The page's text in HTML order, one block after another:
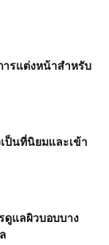
ารแต่งหน้าสำหรับ
ป็นที่นิยมและเข้า
ดูแลผิวบอบบาง